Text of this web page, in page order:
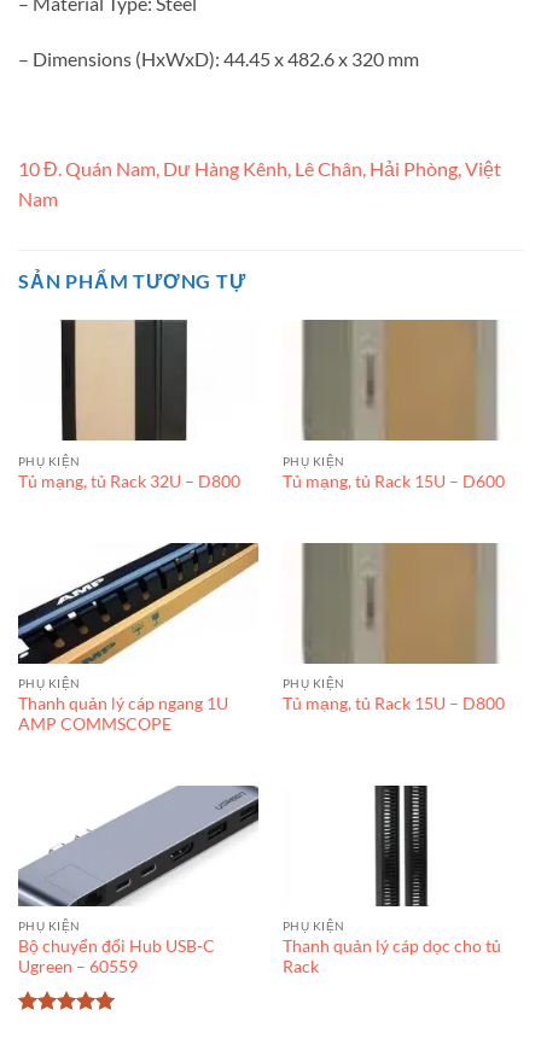
– Dimensions (HxWxD): 44.45 x 482.6 x 320 mm
10 Đ. Quán Nam, Dư Hàng Kênh, Lê Chân, Hải Phòng, Việt
Nam
SẢN PHẨM TƯƠNG TỰ
PHỤ KIỆN
Tủ mạng, tủ Rack 32U – D800
PHỤ KIỆN
Tủ mạng, tủ Rack 15U – D600
PHỤ KIỆN
Thanh quản lý cáp ngang 1U
AMP COMMSCOPE
PHỤ KIỆN
Tủ mạng, tủ Rack 15U – D800
PHỤ KIỆN
Bộ chuyển đổi Hub USB-C
Ugreen – 60559
PHỤ KIỆN
Thanh quản lý cáp dọc cho tủ
Rack